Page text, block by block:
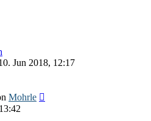
Jun 2018, 12:17
Mohrle